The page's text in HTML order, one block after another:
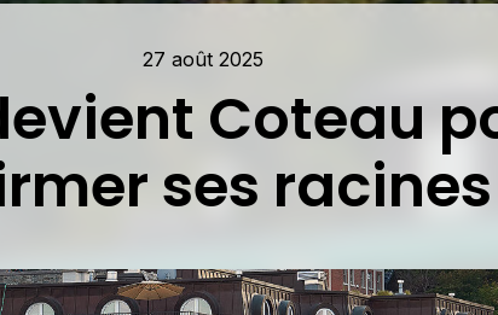
27 août 2025
Coteau
ses racines